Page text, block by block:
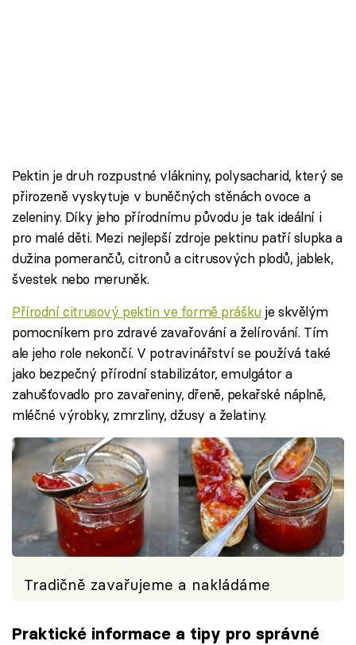
Pektin je druh rozpustné vlákniny, polysacharid, který se
přirozeně vyskytuje v buněčných stěnách ovoce a
zeleniny. Díky jeho přírodnímu původu je tak ideální i
pro malé děti. Mezi nejlepší zdroje pektinu patří slupka a
dužina pomerančů, citronů a citrusových plodů, jablek,
švestek nebo meruněk.
Přírodní citrusový pektin ve formě práškuje skvělým
pomocníkem pro zdravé zavařování a želírování. Tím
ale jeho role nekončí. V potravinářství se používá také
jako bezpečný přírodní stabilizátor, emulgátor a
zahušťovadlo pro zavařeniny, dřeně, pekařské náplně,
mléčné výrobky, zmrzliny, džusy a želatiny.
Tradičně zavařujeme a nakládáme
Praktické informace a tipy pro správné